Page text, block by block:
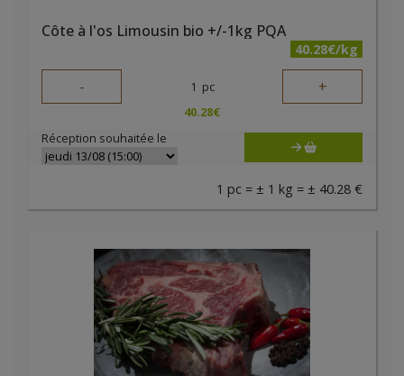
Côte à l'os Limousin bio +/-1kg PQA
40.28€/kg
- 1 pc +
40.28€
Réception souhaitée le
1 pc = ± 1 kg = ± 40.28 €